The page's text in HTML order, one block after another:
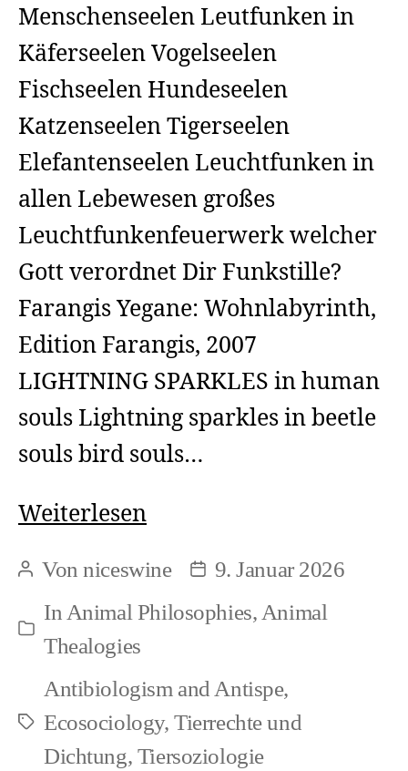
Menschenseelen Leutfunken in
Käferseelen Vogelseelen
Fischseelen Hundeseelen
Katzenseelen Tigerseelen
Elefantenseelen Leuchtfunken in
allen Lebewesen großes
Leuchtfunkenfeuerwerk welcher
Gott verordnet Dir Funkstille?
Farangis Yegane: Wohnlabyrinth,
Edition Farangis, 2007
LIGHTNING SPARKLES in human
souls Lightning sparkles in beetle
souls bird souls…
WeiterlesenFarangis
Arani:
Leuchtfunken
Beitragsautor
Vonniceswine Beitragsdatum
9. Januar 2026
Kategorien
In Animal Philosophies, Animal
Thealogies
Schlagwörter
Antibiologism and Antispe,
Ecosociology,Tierrechte und
Dichtung, Tiersoziologie